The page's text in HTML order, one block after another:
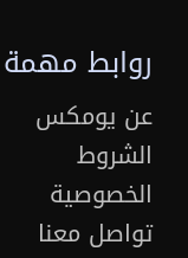
روابط مهمة
عن يومكس
الشروط
الخصوصية
تواصل معنا